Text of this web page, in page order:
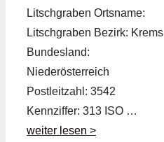
Litschgraben Ortsname:
Litschgraben Bezirk: Krems
Bundesland:
Niederösterreich
Postleitzahl: 3542
Kennziffer: 313 ISO …
weiter lesen >